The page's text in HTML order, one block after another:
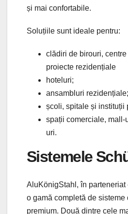
și mai confortabile.
Soluțiile sunt ideale pentru:
clădiri de birouri,
proiecte rezidențiale
hoteluri;
ansambluri rezidențiale;
școli, spitale și instituții
spații comerciale, mall-
uri.
Sistemele
AluKönigStahl, în parteneriat
o gamă completă de sisteme
premium. Două dintre cele